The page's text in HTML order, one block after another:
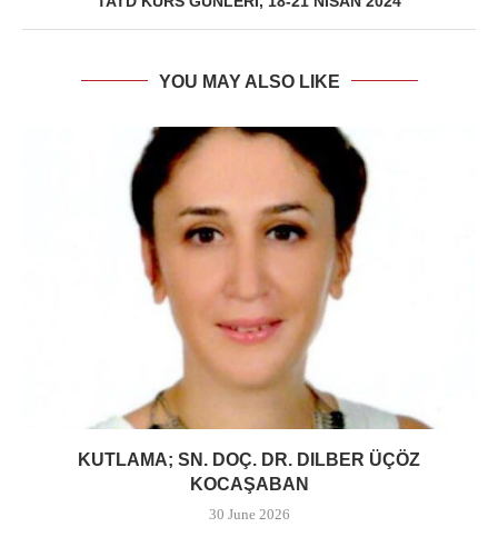
YOU MAY ALSO LIKE
KUTLAMA; SN. DOÇ. DR. DILBER ÜÇÖZ
KOCAŞABAN
30 June 2026